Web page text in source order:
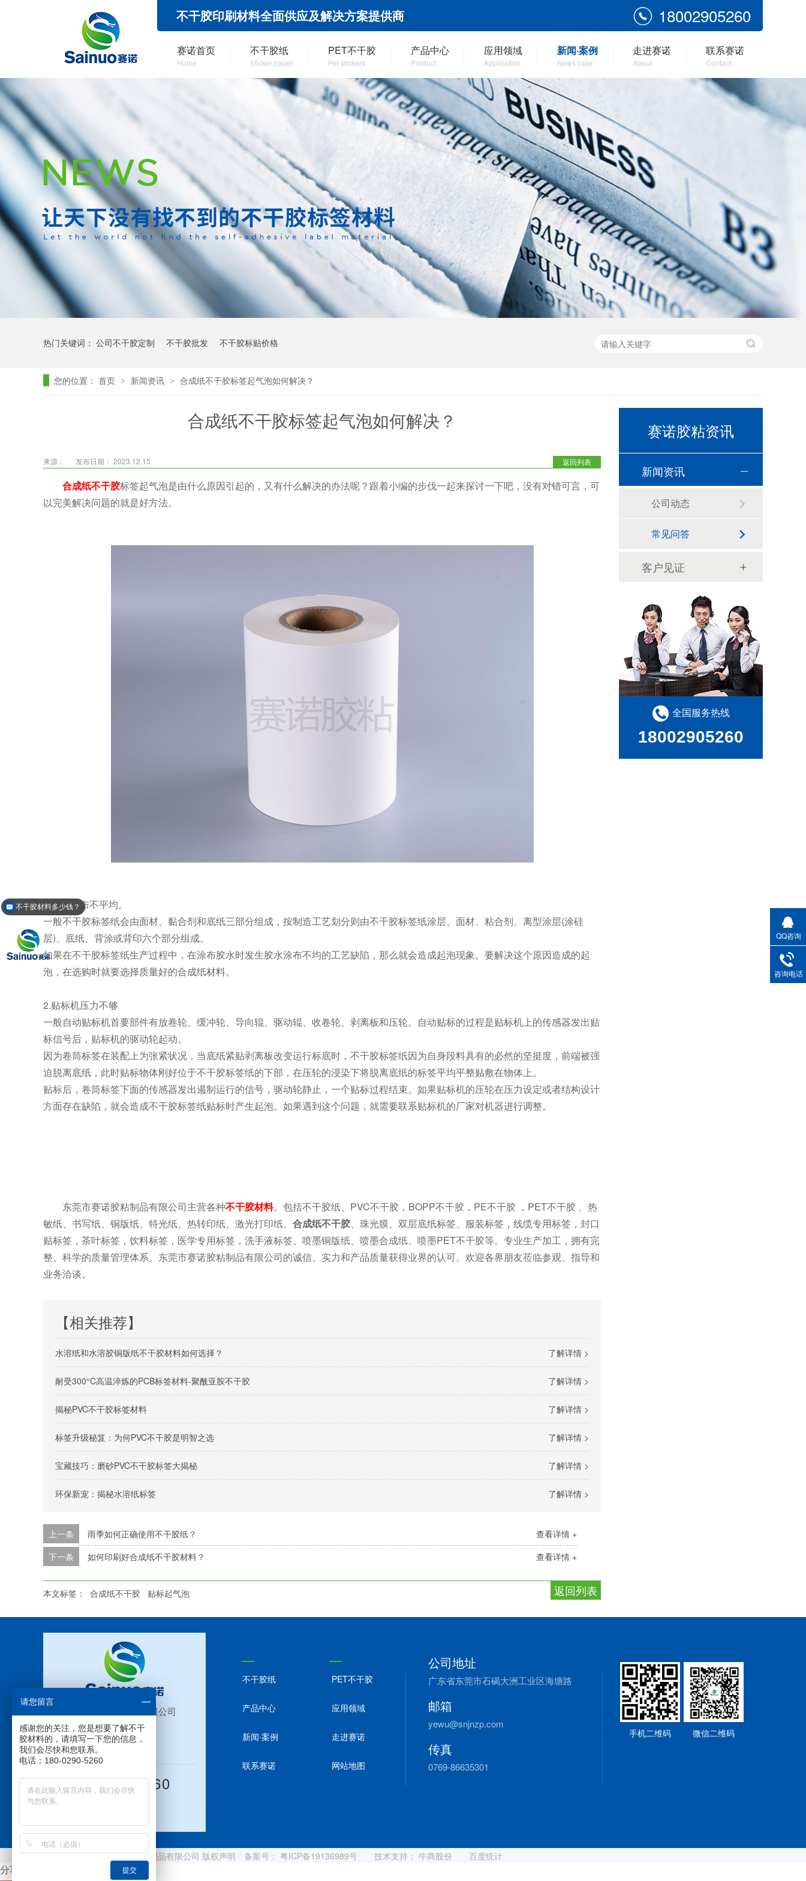
不干胶印刷材料全面供应及解决方案提供商 18002905260
赛诺首页
Home
不干胶纸
Sticker paper
PET不干胶
Pet stickers
产品中心
Product
应用领域
Application
新闻·案例
News case
走进赛诺
About
联系赛诺
Contact
热门关键词： 公司不干胶定制 不干胶批发 不干胶标贴价格
您的位置： 首页 > 新闻资讯 > 合成纸不干胶标签起气泡如何解决？
合成纸不干胶标签起气泡如何解决？
返回列表
来源： 发布日期： 2023.12.15
合成纸不干胶标签起气泡是由什么原因引起的，又有什么解决的办法呢？跟着小编的步伐一起来探讨一下吧，没有对错可言，可
以完美解决问题的就是好方法。
1.胶水涂布不平均。
一般不干胶标签纸会由面材、黏合剂和底纸三部分组成，按制造工艺划分则由不干胶标签纸涂层、面材、粘合剂、离型涂层(涂硅
层)、底纸、背涂或背印六个部分组成。
如果在不干胶标签纸生产过程中，在涂布胶水时发生胶水涂布不均的工艺缺陷，那么就会造成起泡现象。要解决这个原因造成的起
泡，在选购时就要选择质量好的合成纸材料。
2.贴标机压力不够
一般自动贴标机首要部件有放卷轮、缓冲轮、导向辊、驱动辊、收卷轮、剥离板和压轮。自动贴标的过程是贴标机上的传感器发出贴
标信号后，贴标机的驱动轮起动。
因为卷筒标签在装配上为张紧状况，当底纸紧贴剥离板改变运行标底时，不干胶标签纸因为自身段料具有的必然的坚挺度，前端被强
迫脱离底纸，此时贴标物体刚好位于不干胶标签纸的下部，在压轮的浸染下将脱离底纸的标签平均平整贴敷在物体上。
贴标后，卷筒标签下面的传感器发出遏制运行的信号，驱动轮静止，一个贴标过程结束。如果贴标机的压轮在压力设定或者结构设计
方面存在缺陷，就会造成不干胶标签纸贴标时产生起泡。如果遇到这个问题，就需要联系贴标机的厂家对机器进行调整。
东莞市赛诺胶粘制品有限公司主营各种不干胶材料。包括不干胶纸、PVC不干胶，BOPP不干胶，PE不干胶 ，PET不干胶 、热
敏纸、书写纸、铜版纸、特光纸、热转印纸、激光打印纸、 合成纸不干胶、珠光膜、双层底纸标签、服装标签，线缆专用标签，封口
贴标签，茶叶标签，饮料标签，医学专用标签，洗手液标签、喷墨铜版纸、喷墨合成纸、喷墨PET不干胶等。专业生产加工，拥有完
整、科学的质量管理体系。东莞市赛诺胶粘制品有限公司的诚信、实力和产品质量获得业界的认可。欢迎各界朋友莅临参观、指导和
业务洽谈。
【相关推荐】
了解详情 >
水溶纸和水溶胶铜版纸不干胶材料如何选择？
了解详情 >
耐受300°C高温淬炼的PCB标签材料-聚酰亚胺不干胶
了解详情 >
揭秘PVC不干胶标签材料
了解详情 >
标签升级秘笈：为何PVC不干胶是明智之选
了解详情 >
宝藏技巧：磨砂PVC不干胶标签大揭秘
了解详情 >
环保新宠：揭秘水溶纸标签
查看详情 +
上一条
雨季如何正确使用不干胶纸？
查看详情 +
下一条 如何印刷好合成纸不干胶材料？
返回列表
本文标签： 合成纸不干胶 贴标起气泡
赛诺胶粘资讯
新闻资讯
公司动态
常见问答
客户见证
全国服务热线
18002905260
东莞市赛诺胶粘制品有限公司
18002905260
不干胶纸 PET不干胶
产品中心 应用领域
新闻·案例 走进赛诺
联系赛诺 网站地图
公司地址
广东省东莞市石碣大洲工业区海塘路
邮箱
yewu@snjnzp.com
传真
0769-86635301
手机二维码 微信二维码
Copyright © 东莞市赛诺胶粘制品有限公司 版权声明 备案号： 粤ICP备19136989号 技术支持： 牛商股份 百度统计
QQ咨询
咨询电话
分享按钮
不干胶材料多少钱？
请您留言
感谢您的关注，您是想要了解不干
胶材料的，请填写一下您的信息，
我们会尽快和您联系。
电话：180-0290-5260
提交